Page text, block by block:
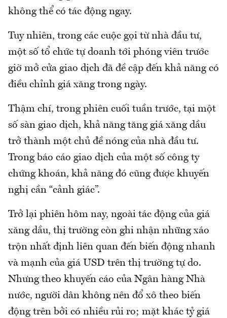
không thể có tác động ngay.
Tuy nhiên, trong các cuộc gọi từ nhà đầu tư,
một số tổ chức tự doanh tới phóng viên trước
giờ mở cửa giao dịch đã đề cập đến khả năng có
điều chỉnh giá xăng trong ngày.
Thậm chí, trong phiên cuối tuần trước, tại một
số sàn giao dịch, khả năng tăng giá xăng dầu
trở thành một chủ đề nóng của nhà đầu tư.
Trong báo cáo giao dịch của một số công ty
chứng khoán, khả năng đó cũng được khuyến
nghị cần “cảnh giác”.
Trở lại phiên hôm nay, ngoài tác động của giá
xăng dầu, thị trường còn ghi nhận những xáo
trộn nhất định liên quan đến biến động nhanh
và mạnh của giá USD trên thị trường tự do.
Nhưng theo khuyến cáo của Ngân hàng Nhà
nước, người dân không nên đổ xô theo biến
động trên bởi có nhiều rủi ro; mặt khác tỷ giá